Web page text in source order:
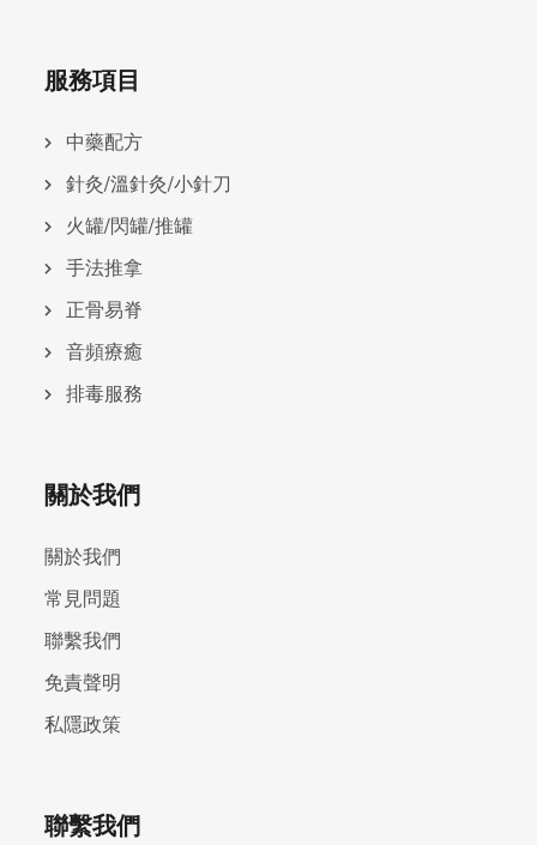
服務項目
中藥配方
針灸/溫針灸/小針刀
火罐/閃罐/推罐
手法推拿
正骨易脊
⾳頻療癒
排毒服務
關於我們
關於我們
常見問題
聯繫我們
免責聲明
私隱政策
聯繫我們